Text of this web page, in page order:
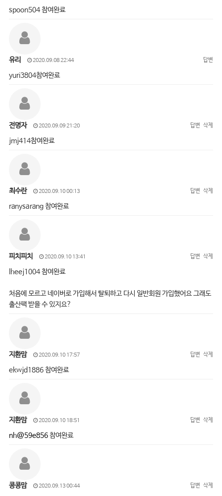
spoon504 참여완료
유리 2020.09.08 22:44 답변
yuri3804참여완료
전명자 2020.09.09 21:20 답변 삭제
jmj414참여완료
최수란 2020.09.10 00:13 답변 삭제
ranysarang 참여완료
피치피치 2020.09.10 13:41 답변 삭제
lheej1004 참여완료
처음에 모르고 네이버로 가입해서 탈퇴하고 다시 일반회원 가입했어요 그래도
출산팩 받을 수 있지요?
지환맘 2020.09.10 17:57 답변 삭제
ekwjd1886 참여완료
지환맘 2020.09.10 18:51 답변 삭제
nh@59e856참여완료
콩콩맘 2020.09.13 00:44 답변 삭제